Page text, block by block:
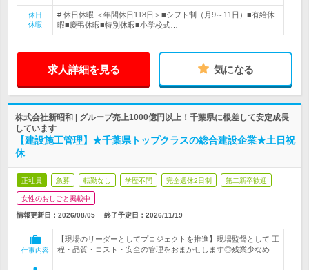
休日
休暇
# 休日休暇 ＜年間休日118日＞■シフト制（月9～11日）■有給休
暇■慶弔休暇■特別休暇■小学校式…
求人詳細を見る 気になる
株式会社新昭和 | グループ売上1000億円以上！千葉県に根差して安定成長
しています
【建設施工管理】★千葉県トップクラスの総合建設企業★土日祝
休
正社員 急募 転勤なし 学歴不問 完全週休2日制 第二新卒歓迎
女性のおしごと掲載中
情報更新日：2026/08/05 終了予定日： 2026/11/19
仕事内容
【現場のリーダーとしてプロジェクトを推進】現場監督として 工
程・品質・コスト・安全の管理をおまかせします◎残業少なめ